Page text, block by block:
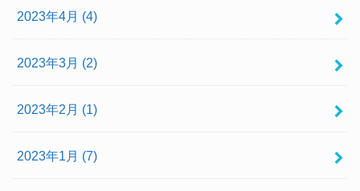
2023年4月 (4)
2023年3月 (2)
2023年2月 (1)
2023年1月 (7)